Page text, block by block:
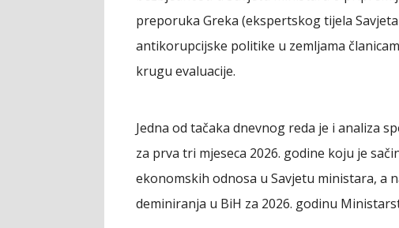
preporuka Greka (ekspertskog tijela
antikorupcijske politike u zemljama
krugu evaluacije.
Jedna od tačaka dnevnog reda je i analiza
za prva tri mjeseca 2026. godine koju je
ekonomskih odnosa u Savjetu ministara, a
deminiranja u BiH za 2026. godinu